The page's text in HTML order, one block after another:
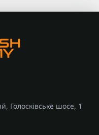
Голосківське шосе, 1